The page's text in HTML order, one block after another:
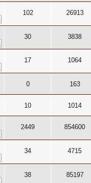
102 26913
30 3838
17 1064
0 163
10 1014
2449 854600
34 4715
38 85197